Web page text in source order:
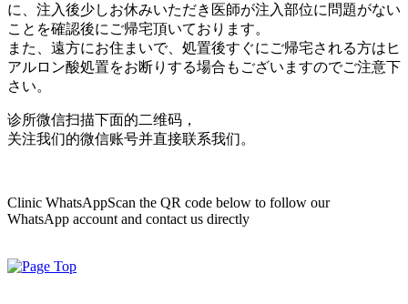
に、注入後少しお休みいただき医師が注入部位に問題がない
ことを確認後にご帰宅頂いております。
また、遠方にお住まいで、処置後すぐにご帰宅される方はヒ
アルロン酸処置をお断りする場合もございますのでご注意下
さい。
诊所微信扫描下面的二维码，
关注我们的微信账号并直接联系我们。
Clinic WhatsAppScan the QR code below to follow our
WhatsApp account and contact us directly